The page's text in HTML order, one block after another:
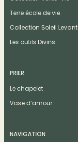
Terre école de vie
Collection Soleil Levant
Les outils Divins
PRIER
Le chapelet
Vase d’amour
NAVIGATION